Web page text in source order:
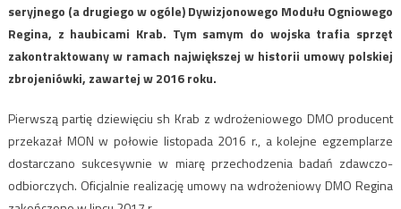
seryjnego (a drugiego w ogóle) Dywizjonowego Modułu Ogniowego
Regina, z haubicami Krab. Tym samym do wojska trafia sprzęt
zakontraktowany w ramach największej w historii umowy polskiej
zbrojeniówki, zawartej w 2016 roku.
Pierwszą partię dziewięciu sh Krab z wdrożeniowego DMO producent
przekazał MON w połowie listopada 2016 r., a kolejne egzemplarze
dostarczano sukcesywnie w miarę przechodzenia badań zdawczo-
odbiorczych. Oficjalnie realizację umowy na wdrożeniowy DMO Regina